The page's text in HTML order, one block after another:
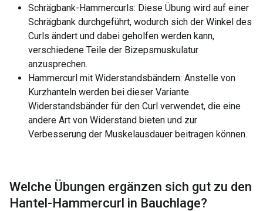
Schrägbank-Hammercurls: Diese Übung wird auf einer
Schrägbank durchgeführt, wodurch sich der Winkel des
Curls ändert und dabei geholfen werden kann,
verschiedene Teile der Bizepsmuskulatur
anzusprechen.
Hammercurl mit Widerstandsbändern: Anstelle von
Kurzhanteln werden bei dieser Variante
Widerstandsbänder für den Curl verwendet, die eine
andere Art von Widerstand bieten und zur
Verbesserung der Muskelausdauer beitragen können.
Welche Übungen ergänzen sich gut zu den
Hantel-Hammercurl in Bauchlage?